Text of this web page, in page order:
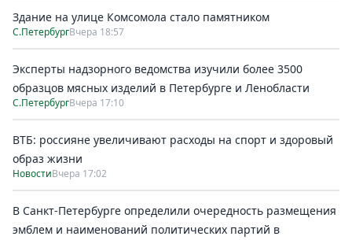
Здание на улице Комсомола стало памятником
С.ПетербургВчера 18:57
Эксперты надзорного ведомства изучили более 3500
образцов мясных изделий в Петербурге и Ленобласти
С.ПетербургВчера 17:10
ВТБ: россияне увеличивают расходы на спорт и здоровый
образ жизни
НовостиВчера 17:02
В Санкт-Петербурге определили очередность размещения
эмблем и наименований политических партий в